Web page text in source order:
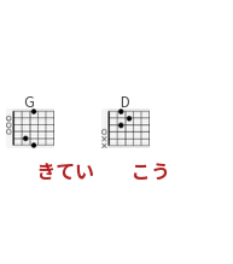
G
きてい
D
こ う